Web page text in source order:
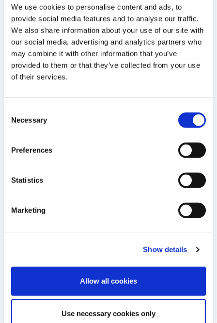
We use cookies to personalise content and ads, to
provide social media features and to analyse our traffic.
We also share information about your use of our site with
our social media, advertising and analytics partners who
may combine it with other information that you’ve
provided to them or that they’ve collected from your use
of their services.
Selection
Necessary
Preferences
Statistics
Marketing
Show details
Allow all cookies
Use necessary cookies only
COMPTES CONSOLIDES - COMPTES INTERMEDIAIRES
AU 30 SEPTEMBRE 2024
TÉLÉCHARGER LE PDF
AU 30 JUIN 2024
COMPTES CONSOLIDES COMPTES INTERMEDIAIRES AU
COMPTES CONSOLIDÉS COMPTES INTERMÉDIAIRES AU